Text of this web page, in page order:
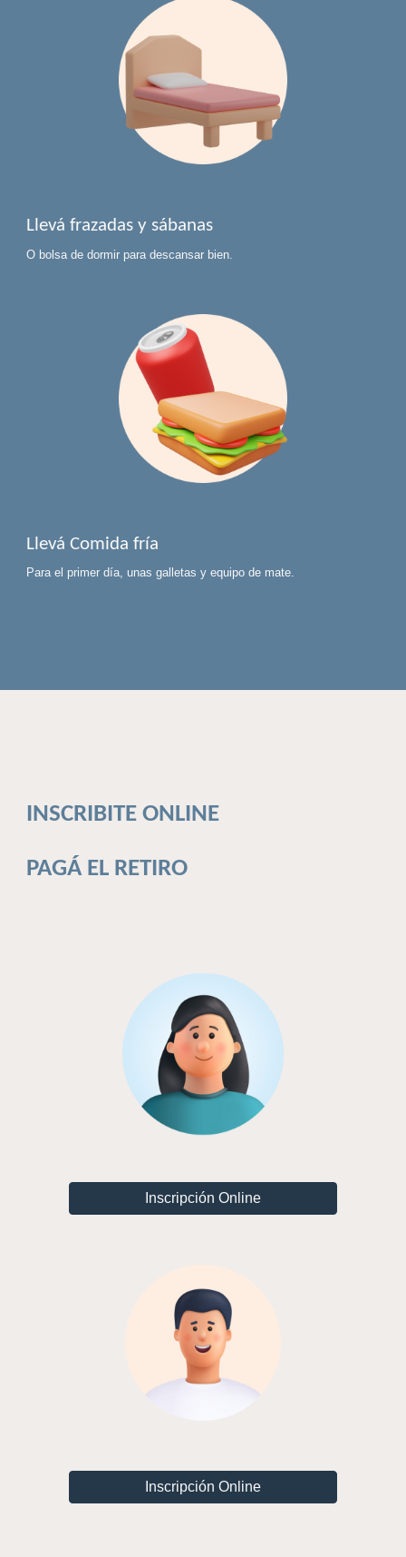
Llevá frazadas y sábanas
O bolsa de dormir para descansar bien.
Llevá Comida fría
Para el primer día, unas galletas y equipo de mate.
INSCRIBITE ONLINE
PAGÁ EL RETIRO
Inscripción Online
Inscripción Online